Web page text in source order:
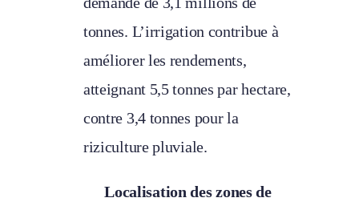
tonnes. L’irrigation contribue à
améliorer les rendements,
atteignant 5,5 tonnes par hectare,
contre 3,4 tonnes pour la
riziculture pluviale.
Localisation des zones de